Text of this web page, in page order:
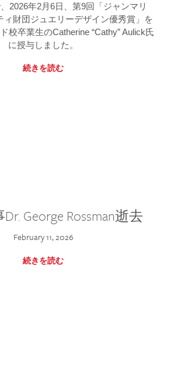
2026年2月6日、第9回「ジャンマリ
ィ財団ジュエリーデザイン優秀賞」を
校卒業生のCatherine “Cathy” Aulick氏
に授与しました。
続きを読む
George Rossman逝去
February 11, 2026
続きを読む